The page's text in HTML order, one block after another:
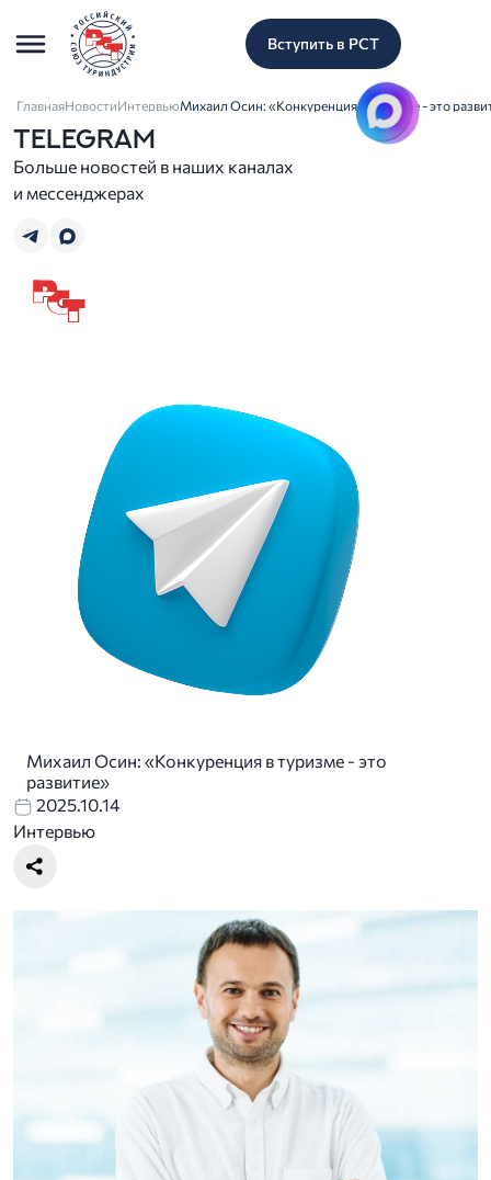
Вступить в РСТ
ГлавнаяНовостиИнтервьюМихаил Осин: «Конкуренция в туризме - это
TELEGRAM
Больше новостей в наших каналах
и мессенджерах
Михаил Осин: «Конкуренция в туризме - это
развитие»
2025.10.14
Интервью